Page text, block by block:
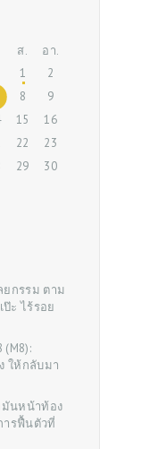
ส. อา.
1
2
8
9
15
16
22
23
29
30
กรรม ตาม
ะ ไร้รอย
(M8):
ให้กลับมา
มันหน้าท้อง
ารฟื้นตัวที่